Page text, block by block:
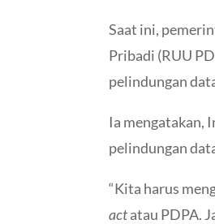
Saat ini,
Pribadi (RUU
pelindungan
Ia mengatakan,
pelindungan
“Kita harus
actatau PDPA.